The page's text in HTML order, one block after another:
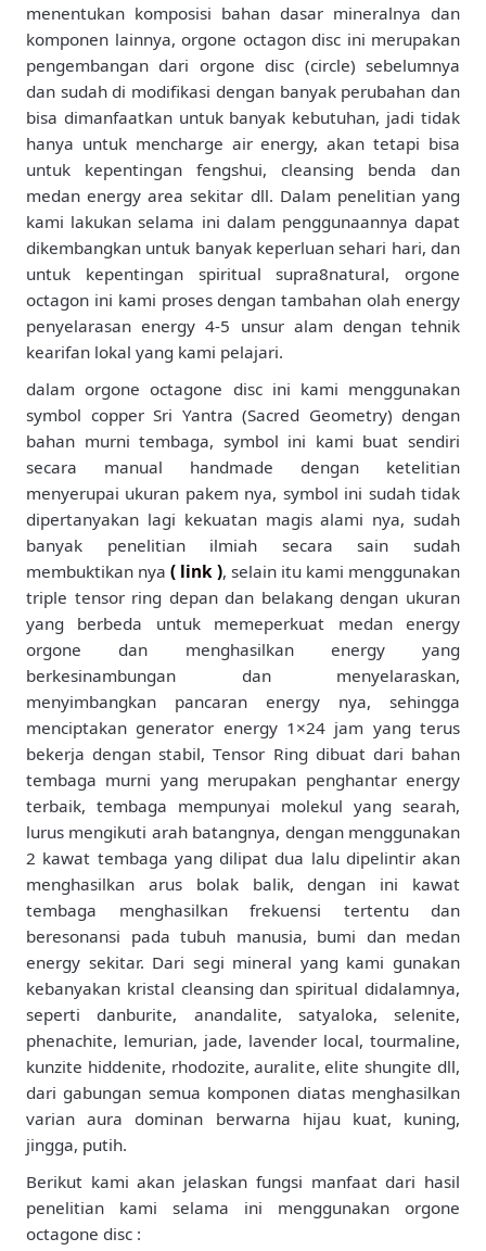
menentukan komposisi bahan dasar mineralnya dan
komponen lainnya, orgone octagon disc ini merupakan
pengembangan dari orgone disc (circle) sebelumnya
dan sudah di modifikasi dengan banyak perubahan dan
bisa dimanfaatkan untuk banyak kebutuhan, jadi tidak
hanya untuk mencharge air energy, akan tetapi bisa
untuk kepentingan fengshui, cleansing benda dan
medan energy area sekitar dll. Dalam penelitian yang
kami lakukan selama ini dalam penggunaannya dapat
dikembangkan untuk banyak keperluan sehari hari, dan
untuk kepentingan spiritual supra8natural, orgone
octagon ini kami proses dengan tambahan olah energy
penyelarasan energy 4-5 unsur alam dengan tehnik
kearifan lokal yang kami pelajari.
dalam orgone octagone disc ini kami menggunakan
symbol copper Sri Yantra (Sacred Geometry) dengan
bahan murni tembaga, symbol ini kami buat sendiri
secara manual handmade dengan ketelitian
menyerupai ukuran pakem nya, symbol ini sudah tidak
dipertanyakan lagi kekuatan magis alami nya, sudah
banyak penelitian ilmiah secara sain sudah
membuktikan nya ( link ), selain itu kami menggunakan
triple tensor ring depan dan belakang dengan ukuran
yang berbeda untuk memeperkuat medan energy
orgone dan menghasilkan energy yang
berkesinambungan dan menyelaraskan,
menyimbangkan pancaran energy nya, sehingga
menciptakan generator energy 1×24 jam yang terus
bekerja dengan stabil, Tensor Ring dibuat dari bahan
tembaga murni yang merupakan penghantar energy
terbaik, tembaga mempunyai molekul yang searah,
lurus mengikuti arah batangnya, dengan menggunakan
2 kawat tembaga yang dilipat dua lalu dipelintir akan
menghasilkan arus bolak balik, dengan ini kawat
tembaga menghasilkan frekuensi tertentu dan
beresonansi pada tubuh manusia, bumi dan medan
energy sekitar. Dari segi mineral yang kami gunakan
kebanyakan kristal cleansing dan spiritual didalamnya,
seperti danburite, anandalite, satyaloka, selenite,
phenachite, lemurian, jade, lavender local, tourmaline,
kunzite hiddenite, rhodozite, auralite, elite shungite dll,
dari gabungan semua komponen diatas menghasilkan
varian aura dominan berwarna hijau kuat, kuning,
jingga, putih.
Berikut kami akan jelaskan fungsi manfaat dari hasil
penelitian kami selama ini menggunakan orgone
octagone disc :